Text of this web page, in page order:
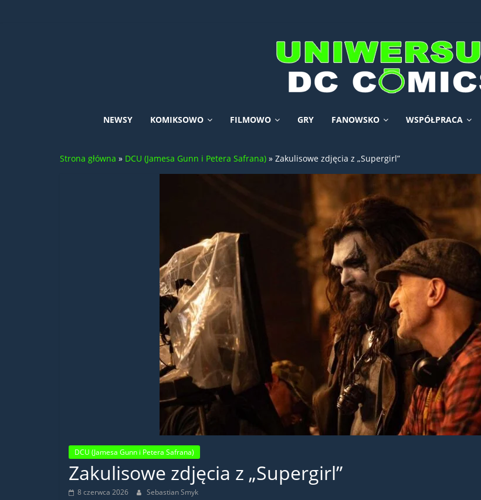
Uniwersum
Comics
NEWSY KOMIKSOWO FILMOWO GRY FANOWSKO WSPÓŁPRACA
Strona główna » DCU (Jamesa Gunn i Petera Safrana) » Zakulisowe zdjęcia z „Supergirl”
DCU (Jamesa Gunn i Petera Safrana)
Zakulisowe zdjęcia z „Supergirl”
8 czerwca 2026 Sebastian Smyk